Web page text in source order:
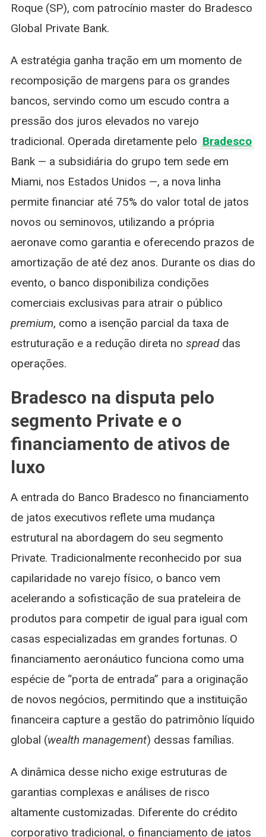
Roque (SP), com patrocínio master do Bradesco
Global Private Bank.
A estratégia ganha tração em um momento de
recomposição de margens para os grandes
bancos, servindo como um escudo contra a
pressão dos juros elevados no varejo
tradicional. Operada diretamente pelo Bradesco
Bank — a subsidiária do grupo tem sede em
Miami, nos Estados Unidos —, a nova linha
permite financiar até 75% do valor total de jatos
novos ou seminovos, utilizando a própria
aeronave como garantia e oferecendo prazos de
amortização de até dez anos. Durante os dias do
evento, o banco disponibiliza condições
comerciais exclusivas para atrair o público
premium, como a isenção parcial da taxa de
estruturação e a redução direta no spreaddas
operações.
Bradesco na disputa pelo
segmento Private e o
financiamento de ativos de
luxo
A entrada do Banco Bradesco no financiamento
de jatos executivos reflete uma mudança
estrutural na abordagem do seu segmento
Private. Tradicionalmente reconhecido por sua
capilaridade no varejo físico, o banco vem
acelerando a sofisticação de sua prateleira de
produtos para competir de igual para igual com
casas especializadas em grandes fortunas. O
financiamento aeronáutico funciona como uma
espécie de “porta de entrada” para a originação
de novos negócios, permitindo que a instituição
financeira capture a gestão do patrimônio líquido
global (wealth management) dessas famílias.
A dinâmica desse nicho exige estruturas de
garantias complexas e análises de risco
altamente customizadas. Diferente do crédito
corporativo tradicional, o financiamento de jatos